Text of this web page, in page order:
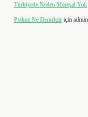
Türkiyede Neden Mareşal Yok
Psikoz Ne Demektir için admin